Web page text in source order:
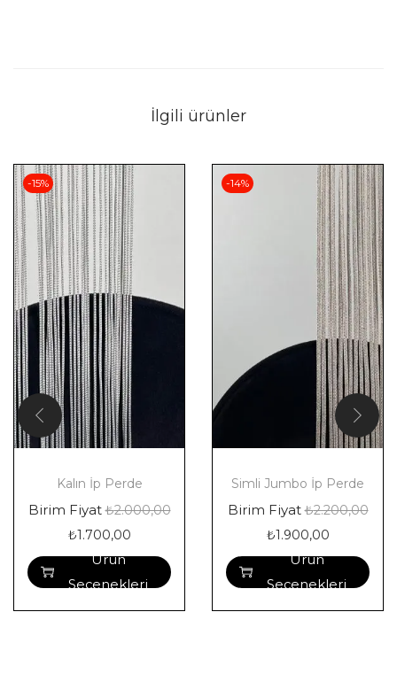
İlgili ürünler
-15%
Kalın İp Perde
Birim Fiyat₺2.000,00
₺1.700,00
Ürün
Seçenekleri
-14%
Simli Jumbo İp Perde
Birim Fiyat₺2.200,00
₺1.900,00
Ürün
Seçenekleri